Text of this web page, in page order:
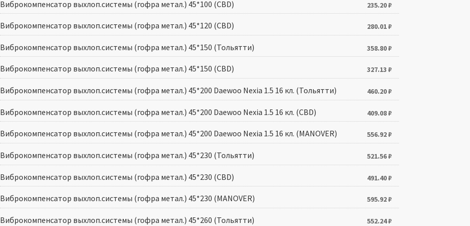
Виброкомпенсатор выхлоп.системы (гофра метал.) 45*100 (CBD) 235.20₽
Виброкомпенсатор выхлоп.системы (гофра метал.) 45*120 (CBD) 280.01₽
Виброкомпенсатор выхлоп.системы (гофра метал.) 45*150 (Тольятти) 358.80₽
Виброкомпенсатор выхлоп.системы (гофра метал.) 45*150 (CBD) 327.13 ₽
Виброкомпенсатор выхлоп.системы (гофра метал.) 45*200 Daewoo Nexia 1.5 16 кл. (Тольятти) 460.20₽
Виброкомпенсатор выхлоп.системы (гофра метал.) 45*200 Daewoo Nexia 1.5 16 кл. (CBD) 409.08₽
Виброкомпенсатор выхлоп.системы (гофра метал.) 45*200 Daewoo Nexia 1.5 16 кл. (MANOVER) 556.92₽
Виброкомпенсатор выхлоп.системы (гофра метал.) 45*230 (Тольятти) 521.56₽
Виброкомпенсатор выхлоп.системы (гофра метал.) 45*230 (CBD) 491.40₽
Виброкомпенсатор выхлоп.системы (гофра метал.) 45*230 (MANOVER) 595.92₽
Виброкомпенсатор выхлоп.системы (гофра метал.) 45*260 (Тольятти) 552.24₽